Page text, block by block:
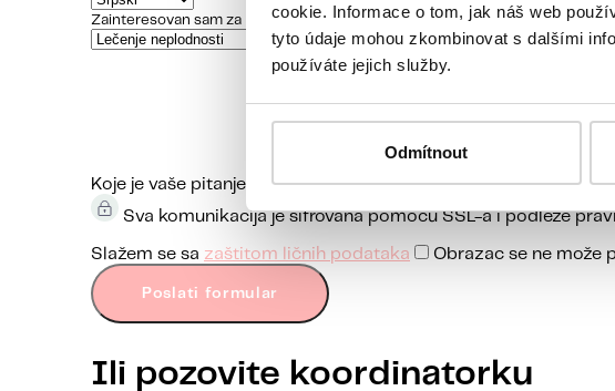
cookie. Informace o tom, jak náš web
tyto údaje mohou zkombinovat s dalšími
používáte jejich služby.
Odmítnout
Zainteresovan sam za
Koje je vaše pitanje?
Komunikacija je maksimalno diskretna,
Sva komunikacija je šifrovana pomoću SSL-a i podleže
Slažem se sa zaštitom ličnih podataka Obrazac se ne može
Poslati formular
Ili pozovite koordinatorku